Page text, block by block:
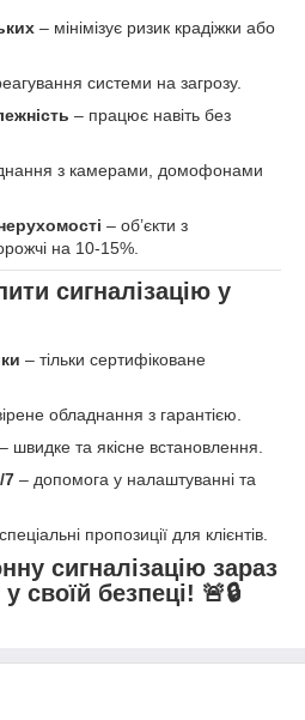
– мінімізує ризик крадіжки або
системи на загрозу.
– працює навіть без
з камерами, домофонами
– об’єкти з
на 10-15%.
сигналізацію у
– тільки сертифіковане
обладнання з гарантією.
– швидке та якісне встановлення.
7 – допомога у налаштуванні та
пропозиції для клієнтів.
сигналізацію зараз
своїй безпеці! 🚨🔒